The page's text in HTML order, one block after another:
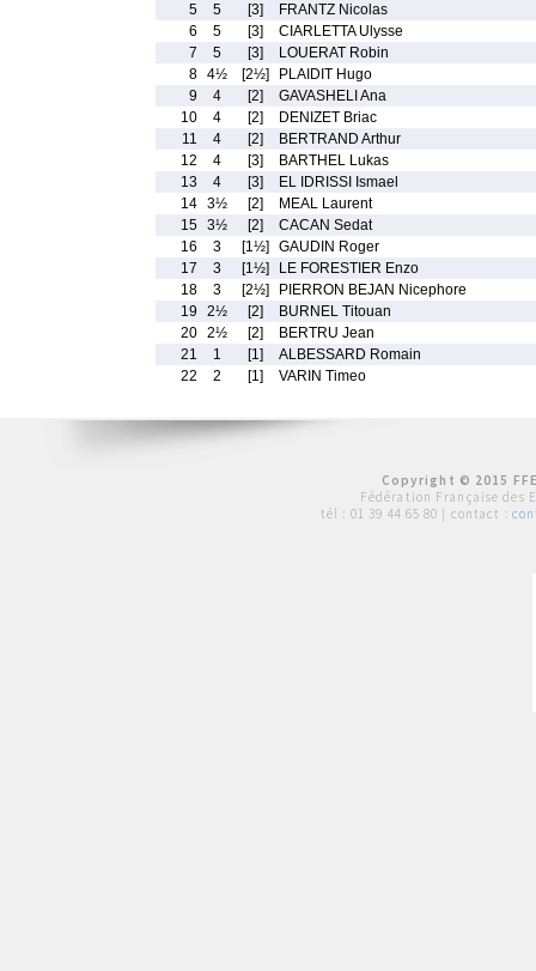
5
5 [3]
FRANTZ Nicolas
6
5 [3]
CIARLETTA Ulysse
7
5 [3]
LOUERAT Robin
8 4½ [2½]
PLAIDIT Hugo
9
4 [2]
GAVASHELI Ana
10
4 [2]
DENIZET Briac
11
4 [2]
BERTRAND Arthur
12
4 [3]
BARTHEL Lukas
13
4 [3]
EL IDRISSI Ismael
14 3½ [2]
MEAL Laurent
15 3½ [2]
CACAN Sedat
16
3 [1½]
GAUDIN Roger
17
3 [1½]
LE FORESTIER Enzo
18
3 [2½]
PIERRON BEJAN Nicephore
19
2½ [2]
BURNEL Titouan
20 2½ [2]
BERTRU Jean
21
1 [1]
ALBESSARD Romain
22
2 [1] VARIN Timeo
Copyright © 2015
Fédération Française des
tél : 01 39 44 65 80 | contact :